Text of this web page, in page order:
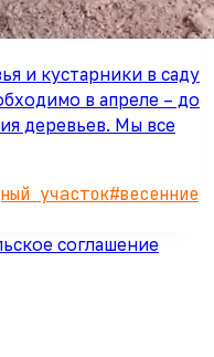
и кустарники в саду
в апреле – до
деревьев. Мы все
участок#весенние
соглашение